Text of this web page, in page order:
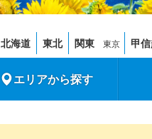
北海道 東北 関東 東京 甲
エリアから探す